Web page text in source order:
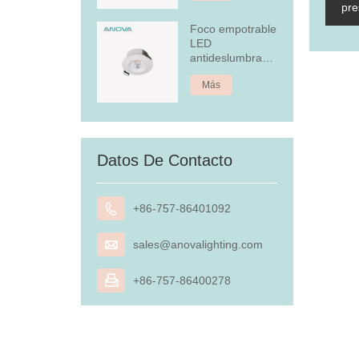
Foco empotrable
LED
antideslumbrante
de 4,5 W
Más
Datos De Contacto
 +86-757-86401092
 sales@anovalighting.com
 +86-757-86400278